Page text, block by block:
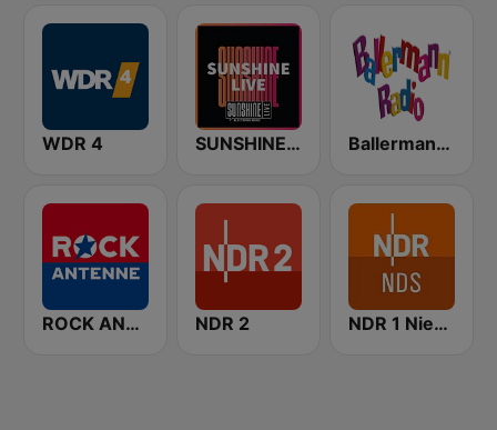
WDR 4 SUNSHINE LIVE Ballermann Radio
ROCK ANTENNE NDR 2 NDR 1 Niedersachsen